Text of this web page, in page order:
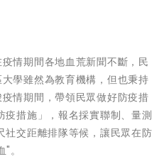
情期間各地血荒新聞不斷，民
學雖然為教育機構，但也秉持
情期間，帶領民眾做好防疫措
措施」，報名採實聯制、量測
社交距離排隊等候，讓民眾在防
。